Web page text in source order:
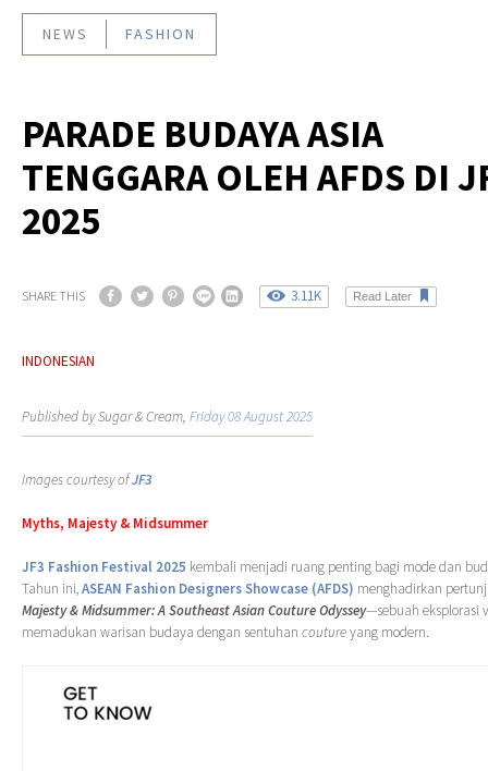
NEWS FASHION
PARADE BUDAYA ASIA
TENGGARA OLEH AFDS DI
2025
SHARE THIS 3.11K Read Later
INDONESIAN
Published by Sugar & Cream, Friday 08 August 2025
Images courtesy ofJF3
Myths, Majesty & Midsummer
JF3 Fashion Festival 2025 kembali menjadi ruang penting bagi mode dan
Tahun ini,ASEAN Fashion Designers Showcase (AFDS) menghadirkan
Majesty & Midsummer: A Southeast Asian Couture Odyssey—sebuah eksplorasi
memadukan warisan budaya dengan sentuhan coutureyang modern.